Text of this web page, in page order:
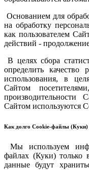
Основанием для
на обработку
как пользователем
действий -
В целях сбора
определить качество
использования, в
Сайтом
Сайтом используются
Как долго Cookie-файлы (Куки)
Мы используем
файлах (Куки) только
данные будут